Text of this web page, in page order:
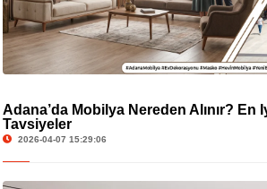
Adana’da Mobilya Nereden Alınır? En
Tavsiyeler
2026-04-07 15:29:06